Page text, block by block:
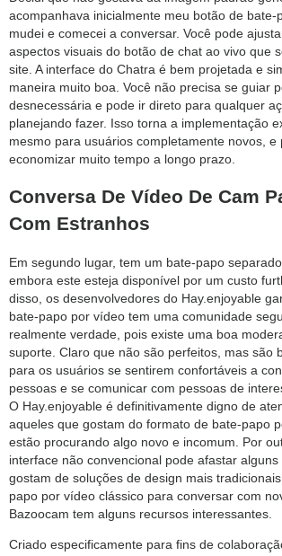
acompanhava inicialmente meu botão de bate-
mudei e comecei a conversar. Você pode
aspectos visuais do botão de chat ao vivo que
site. A interface do Chatra é bem projetada e
maneira muito boa. Você não precisa se guiar
desnecessária e pode ir direto para qualquer
planejando fazer. Isso torna a implementação
mesmo para usuários completamente novos, e
economizar muito tempo a longo prazo.
Conversa De Vídeo De Cam
Com Estranhos
Em segundo lugar, tem um bate-papo
embora este esteja disponível por um custo
disso, os desenvolvedores do Hay.enjoyable
bate-papo por vídeo tem uma comunidade
realmente verdade, pois existe uma boa
suporte. Claro que não são perfeitos, mas são
para os usuários se sentirem confortáveis a
pessoas e se comunicar com pessoas de
O Hay.enjoyable é definitivamente digno de
aqueles que gostam do formato de bate-papo
estão procurando algo novo e incomum. Por
interface não convencional pode afastar
gostam de soluções de design mais
papo por vídeo clássico para conversar com
Bazoocam tem alguns recursos interessantes.
Criado especificamente para fins de